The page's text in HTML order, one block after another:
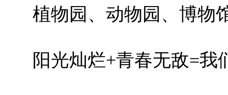
植物园、动物园、博物
阳光灿烂+青春无敌=我